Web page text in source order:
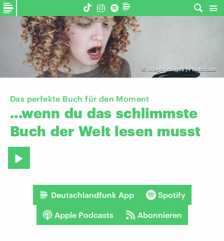
© imago images | Photocase
Das perfekte Buch für den Moment
...wenn du das schlimmste
Buch der Welt lesen musst
Deutschlandfunk App Spotify
Apple Podcasts Abonnieren